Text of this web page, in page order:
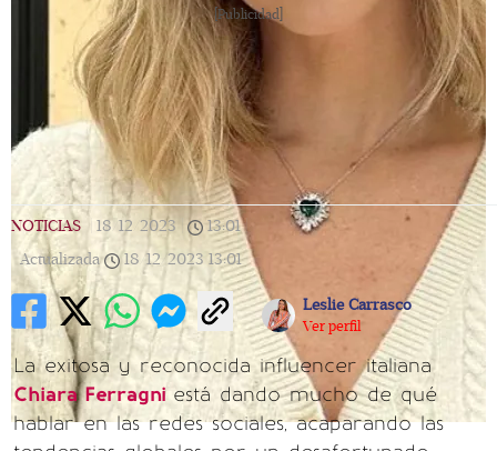
[Publicidad]
NOTICIAS 18/12/2023 13:01 |
Actualizada
18/12/2023 13:01
Leslie Carrasco
Ver perfil
La exitosa y reconocida influencer italiana
Chiara Ferragni está dando mucho de qué
hablar en las redes sociales, acaparando las